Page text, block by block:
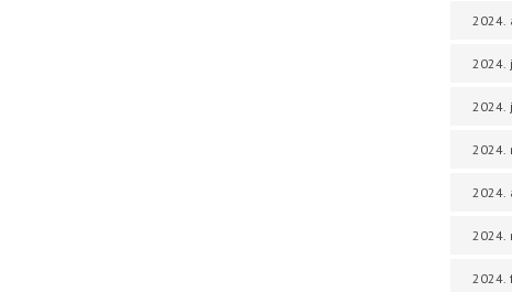
2024.
2024.
2024.
2024.
2024.
2024.
2024.